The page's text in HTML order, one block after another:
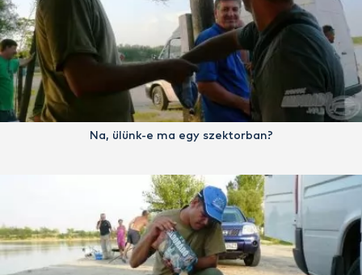
Na, ülünk-e ma egy szektorban?